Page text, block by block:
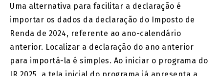
Uma alternativa para facilitar a declaração é
importar os dados da declaração do Imposto de
Renda de 2024, referente ao ano-calendário
anterior. Localizar a declaração do ano anterior
para importá-la é simples. Ao iniciar o programa do